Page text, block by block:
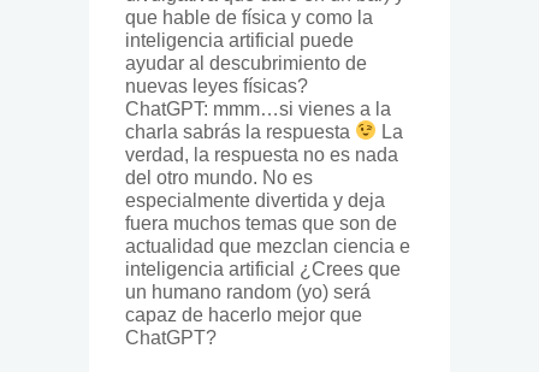
que hable de física y como la
inteligencia artificial puede
ayudar al descubrimiento de
nuevas leyes físicas?
ChatGPT: mmm…si vienes a la
charla sabrás la respuesta
La
verdad, la respuesta no es nada
del otro mundo. No es
especialmente divertida y deja
fuera muchos temas que son de
actualidad que mezclan ciencia e
inteligencia artificial ¿Crees que
un humano random (yo) será
capaz de hacerlo mejor que
ChatGPT?